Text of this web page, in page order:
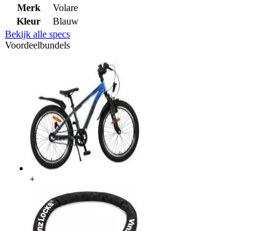
Merk
Volare
Kleur
Blauw
Bekijk alle specs
Voordeelbundels
+